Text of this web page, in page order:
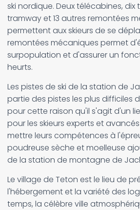
ski nordique. Deux télécabines, dix
tramway et 13 autres remontées
permettent aux skieurs de se
remontées mécaniques permet
surpopulation et d'assurer un
heurts.
Les pistes de ski de la station de
partie des pistes les plus difficiles
pour cette raison qu'il s'agit d'un
pour les skieurs experts et
mettre leurs compétences à
poudreuse sèche et moelleuse
de la station de montagne de
Le village de Teton est le lieu de
l'hébergement et la variété des
temps, la célèbre ville